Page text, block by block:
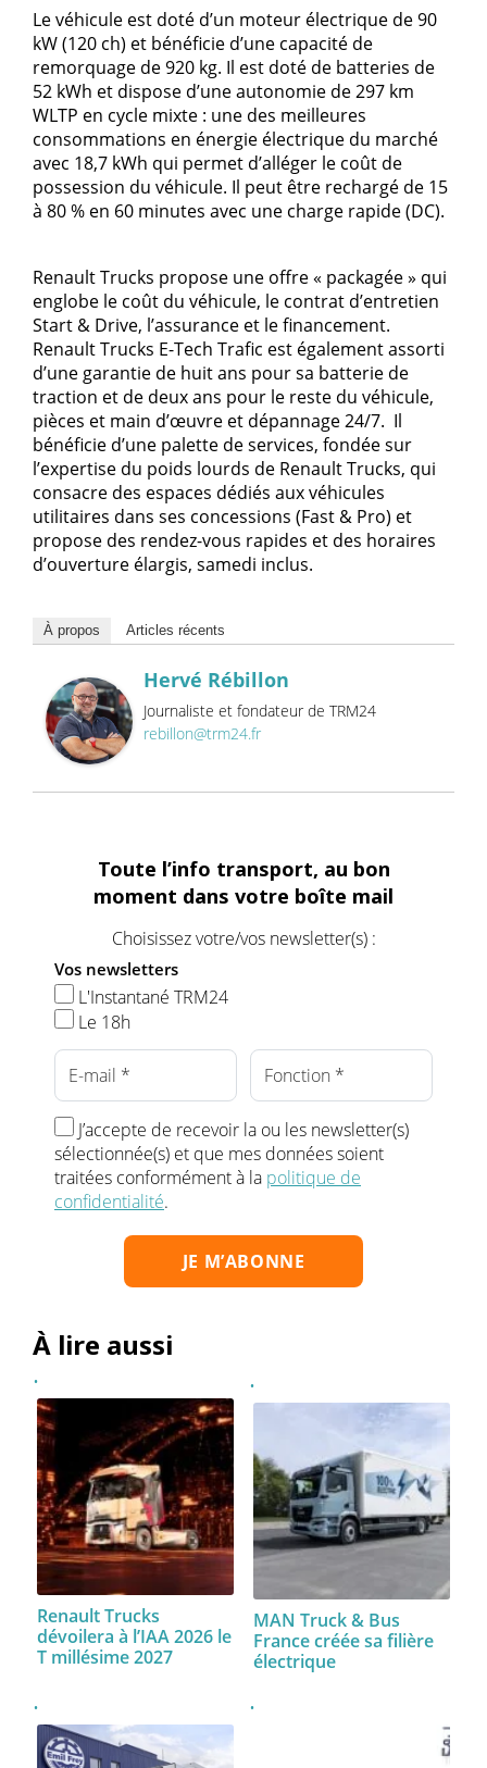
Le véhicule est doté d’un moteur électrique de 90
kW (120 ch) et bénéficie d’une capacité de
remorquage de 920 kg. Il est doté de batteries de
52 kWh et dispose d’une autonomie de 297 km
WLTP en cycle mixte : une des meilleures
consommations en énergie électrique du marché
avec 18,7 kWh qui permet d’alléger le coût de
possession du véhicule. Il peut être rechargé de 15
à 80 % en 60 minutes avec une charge rapide (DC).
Renault Trucks propose une offre « packagée » qui
englobe le coût du véhicule, le contrat d’entretien
Start & Drive, l’assurance et le financement.
Renault Trucks E-Tech Trafic est également assorti
d’une garantie de huit ans pour sa batterie de
traction et de deux ans pour le reste du véhicule,
pièces et main d’œuvre et dépannage 24/7. Il
bénéficie d’une palette de services, fondée sur
l’expertise du poids lourds de Renault Trucks, qui
consacre des espaces dédiés aux véhicules
utilitaires dans ses concessions (Fast & Pro) et
propose des rendez-vous rapides et des horaires
d’ouverture élargis, samedi inclus.
À propos Articles récents
Hervé Rébillon
Journaliste et fondateur de TRM24
rebillon@trm24.fr
Toute l’info transport, au bon
moment dans votre boîte mail
Choisissez votre/vos newsletter(s) :
Vos newsletters
L'Instantané TRM24
Le 18h
J’accepte de recevoir la ou les newsletter(s)
sélectionnée(s) et que mes données soient
traitées conformément à la politique de
confidentialité.
À lire aussi
Renault Trucks
dévoilera à l’IAA 2026 le
T millésime 2027
MAN Truck & Bus
France créée sa filière
électrique